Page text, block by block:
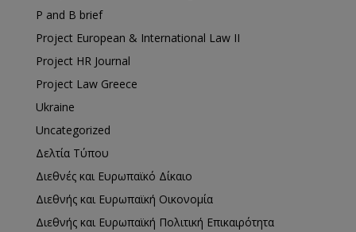
P and B brief
Project European & International Law II
Project HR Journal
Project Law Greece
Ukraine
Uncategorized
Δελτία Τύπου
Διεθνές και Ευρωπαϊκό Δίκαιο
Διεθνής και Ευρωπαϊκή Οικονομία
Διεθνής και Ευρωπαϊκή Πολιτική Επικαιρότητα